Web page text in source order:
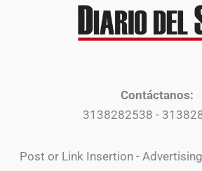
Contáctanos:
3138282538 -
Post or Link Insertion -